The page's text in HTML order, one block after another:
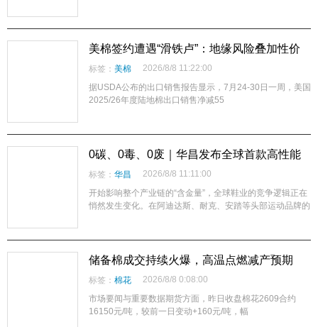
美棉签约遭遇“滑铁卢”：地缘风险叠加性价
比劣势，全球棉花贸易格局面临重构
标签： 美棉
2026/8/8 11:22:00
据USDA公布的出口销售报告显示，7月24-30日一周，美国
2025/26年度陆地棉出口销售净减55
0碳、0毒、0废｜华昌发布全球首款高性能
全水性鞋革“三零生态皮”
标签： 华昌
2026/8/8 11:11:00
开始影响整个产业链的“含金量”，全球鞋业的竞争逻辑正在
悄然发生变化。在阿迪达斯、耐克、安踏等头部运动品牌的
储备棉成交持续火爆，高温点燃减产预期
——棉花市场正处于“过渡窗口期”
标签： 棉花
2026/8/8 0:08:00
市场要闻与重要数据期货方面，昨日收盘棉花2609合约
16150元/吨，较前一日变动+160元/吨，幅